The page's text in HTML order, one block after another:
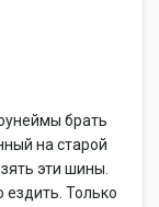
брать
на старой
эти шины.
Только